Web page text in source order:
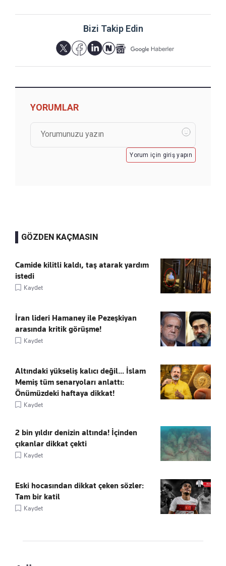
Bizi Takip Edin
YORUMLAR
Yorum için giriş yapın
GÖZDEN KAÇMASIN
Camide kilitli kaldı, taş atarak yardım
istedi
Kaydet
İran lideri Hamaney ile Pezeşkiyan
arasında kritik görüşme!
Kaydet
Altındaki yükseliş kalıcı değil... İslam
Memiş tüm senaryoları anlattı:
Önümüzdeki haftaya dikkat!
Kaydet
2 bin yıldır denizin altında! İçinden
çıkanlar dikkat çekti
Kaydet
Eski hocasından dikkat çeken sözler:
Tam bir katil
Kaydet